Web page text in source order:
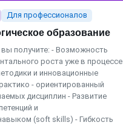
Для профессионалов
образование
получите: - Возможность
роста уже в процессе
и инновационные
- ориентированный
дисциплин - Развитие
и
(soft skills) - Гибкость